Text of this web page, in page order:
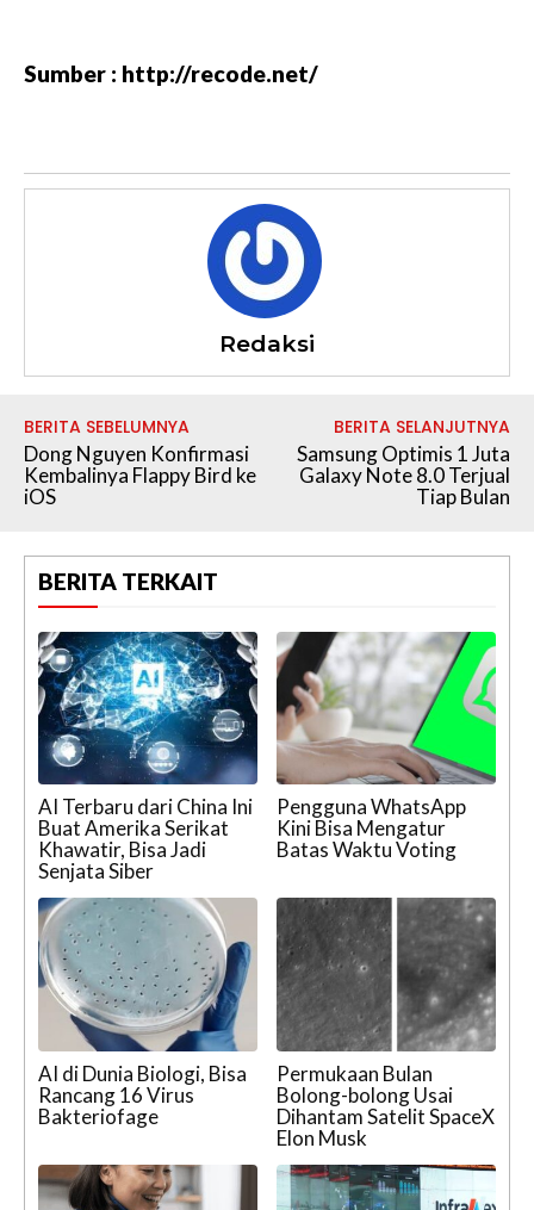
Sumber : http://recode.net/
Redaksi
BERITA SEBELUMNYA
Dong Nguyen Konfirmasi
Kembalinya Flappy Bird ke
iOS
BERITA SELANJUTNYA
Samsung Optimis 1 Juta
Galaxy Note 8.0 Terjual
Tiap Bulan
BERITA TERKAIT
AI Terbaru dari China Ini
Buat Amerika Serikat
Khawatir, Bisa Jadi
Senjata Siber
Pengguna WhatsApp
Kini Bisa Mengatur
Batas Waktu Voting
AI di Dunia Biologi, Bisa
Rancang 16 Virus
Bakteriofage
Permukaan Bulan
Bolong-bolong Usai
Dihantam Satelit SpaceX
Elon Musk